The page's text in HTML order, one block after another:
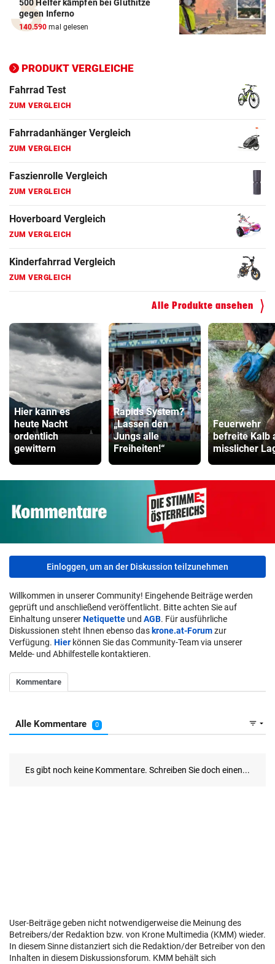
500 Helfer kämpfen bei Gluthitze
gegen Inferno
140.590 mal gelesen
PRODUKT VERGLEICHE
Elektro-Scooter Vergleich
ZUM VERGLEICH
ZUM VERGLEICH
Fahrrad Test
ZUM VERGLEICH
Fahrradanhänger Vergleich
ZUM VERGLEICH
Faszienrolle Vergleich
ZUM VERGLEICH
Hoverboard Vergleich
ZUM VERGLEICH
Kinderfahrrad Vergleich
ZUM VERGLEICH
Alle Produkte ansehen
Hier kann es
heute Nacht
ordentlich
gewittern
Rapids System?
„Lassen den
Jungs alle
Freiheiten!“
Feuerwehr
befreite Kalb
misslicher
Einloggen, um an der Diskussion teilzunehmen
Willkommen in unserer Community! Eingehende Beiträge werden
geprüft und anschließend veröffentlicht. Bitte achten Sie auf
Einhaltung unsererNetiquette und AGB. Für ausführliche
Diskussionen steht Ihnen ebenso das krone.at-Forumzur
Verfügung. Hier können Sie das Community-Team via unserer
Melde- und Abhilfestelle kontaktieren.
User-Beiträge geben nicht notwendigerweise die Meinung des
Betreibers/der Redaktion bzw. von Krone Multimedia (KMM) wieder.
In diesem Sinne distanziert sich die Redaktion/der Betreiber von den
Inhalten in diesem Diskussionsforum. KMM behält sich